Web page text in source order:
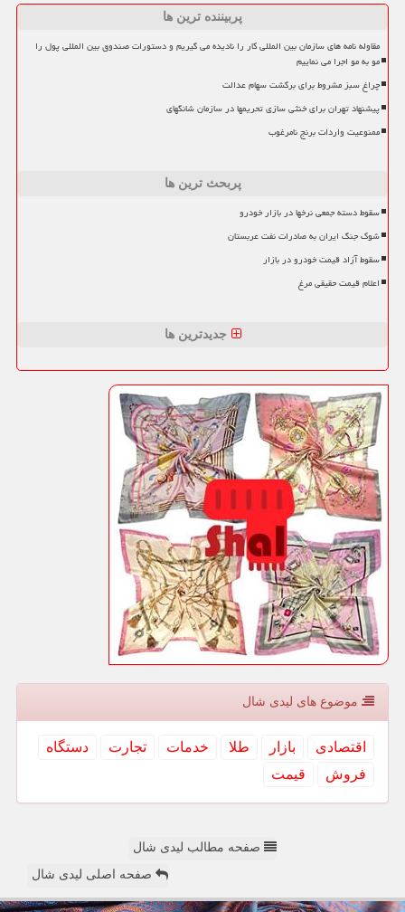
پربیننده ترین ها
مقاوله نامه های سازمان بین المللی کار را نادیده می گیریم و دستورات صندوق بین المللی پول را
مو به مو اجرا می نماییم
چراغ سبز مشروط برای برگشت سهام عدالت
پیشنهاد تهران برای خنثی سازی تحریمها در سازمان شانگهای
ممنوعیت واردات برنج نامرغوب
پربحث ترین ها
سقوط دسته جمعی نرخها در بازار خودرو
شوک جنگ ایران به صادرات نفت عربستان
سقوط آزاد قیمت خودرو در بازار
اعلام قیمت حقیقی مرغ
جدیدترین ها
موضوع های لیدی شال
اقتصادی بازار طلا خدمات تجارت
دستگاه
فروش
قیمت
صفحه مطالب لیدی شال
صفحه اصلی لیدی شال